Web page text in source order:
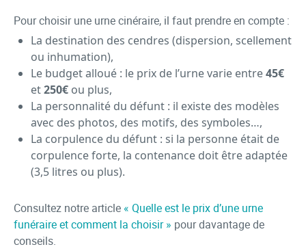
Pour choisir une urne cinéraire, il faut prendre en compte :
La destination des cendres (dispersion, scellement
ou inhumation),
Le budget alloué : le prix de l’urne varie entre45€
et250€ ou plus,
La personnalité du défunt : il existe des modèles
avec des photos, des motifs, des symboles…,
La corpulence du défunt : si la personne était de
corpulence forte, la contenance doit être adaptée
(3,5 litres ou plus).
Consultez notre article « Quelle est le prix d’une urne
funéraire et comment la choisir » pour davantage de
conseils.